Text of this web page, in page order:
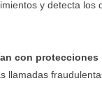
y detecta los
con
llamadas